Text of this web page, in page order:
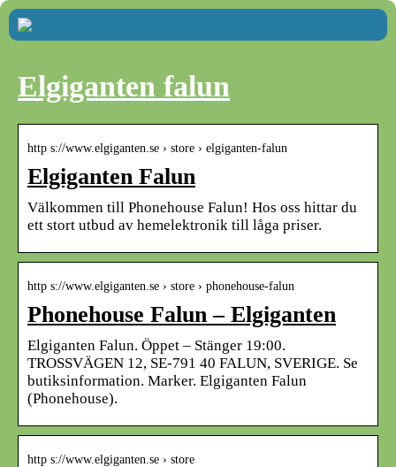
Elgiganten falun
http s://www.elgiganten.se › store › elgiganten-falun
Elgiganten Falun
Välkommen till Phonehouse Falun! Hos oss hittar du
ett stort utbud av hemelektronik till låga priser.
http s://www.elgiganten.se › store › phonehouse-falun
Phonehouse Falun – Elgiganten
Elgiganten Falun. Öppet – Stänger 19:00.
TROSSVÄGEN 12, SE-791 40 FALUN, SVERIGE. Se
butiksinformation. Marker. Elgiganten Falun
(Phonehouse).
http s://www.elgiganten.se › store